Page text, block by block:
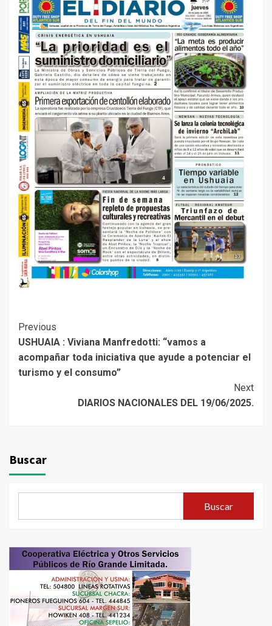
Continue
Reading
Previous
USHUAIA : Viviana Manfredotti: “vamos a
acompañar toda iniciativa que ayude a potenciar el
turismo y el consumo”
Next
DIARIOS NACIONALES DEL 19/06/2025.
Buscar
Buscar